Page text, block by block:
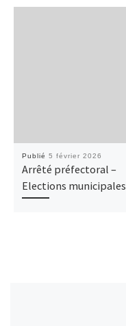
Publié 5 février 2026
Arrêté préfectoral –
Elections municipales